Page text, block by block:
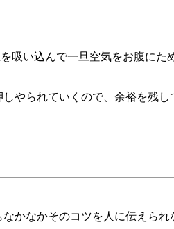
吸い込んで一旦空気をお腹にた
やられていくので、余裕を残
かなかそのコツを人に伝えら